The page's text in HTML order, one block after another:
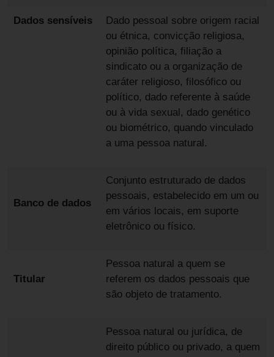
Dados sensíveis
Dado pessoal sobre origem racial
ou étnica, convicção religiosa,
opinião política, filiação a
sindicato ou a organização de
caráter religioso, filosófico ou
político, dado referente à saúde
ou à vida sexual, dado genético
ou biométrico, quando vinculado
a uma pessoa natural.
Banco de dados
Conjunto estruturado de dados
pessoais, estabelecido em um ou
em vários locais, em suporte
eletrônico ou físico.
Titular
Pessoa natural a quem se
referem os dados pessoais que
são objeto de tratamento.
Pessoa natural ou jurídica, de
direito público ou privado, a quem